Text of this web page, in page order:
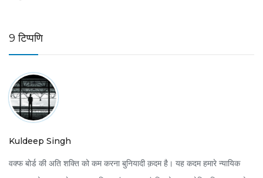
9 टिप्पणि
Kuldeep Singh
वक्फ बोर्ड की अति शक्ति को कम करना बुनियादी क़दम है। यह कदम हमारे न्यायिक